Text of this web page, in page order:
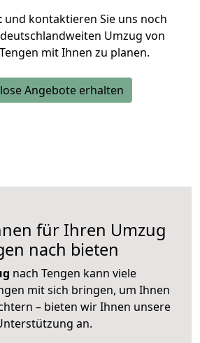
und kontaktieren Sie uns noch
Umzug von
mit Ihnen zu planen.
Angebote erhalten
für Ihren Umzug
nach bieten
nach Tengen kann viele
mit sich bringen, um Ihnen
– bieten wir Ihnen unsere
an.